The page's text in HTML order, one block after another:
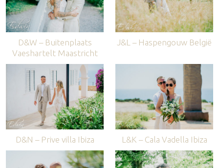
D&W – Buitenplaats
Vaeshartelt Maastricht
J&L – Haspengouw België
D&N – Prive villa Ibiza L&K – Cala Vadella Ibiza